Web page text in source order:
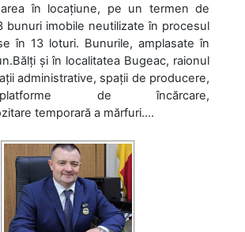
în locațiune, pe un termen de
bunuri imobile neutilizate în procesul
în 13 loturi. Bunurile, amplasate în
și în localitatea Bugeac, raionul
administrative, spații de producere,
de încărcare,
temporară a mărfuri....